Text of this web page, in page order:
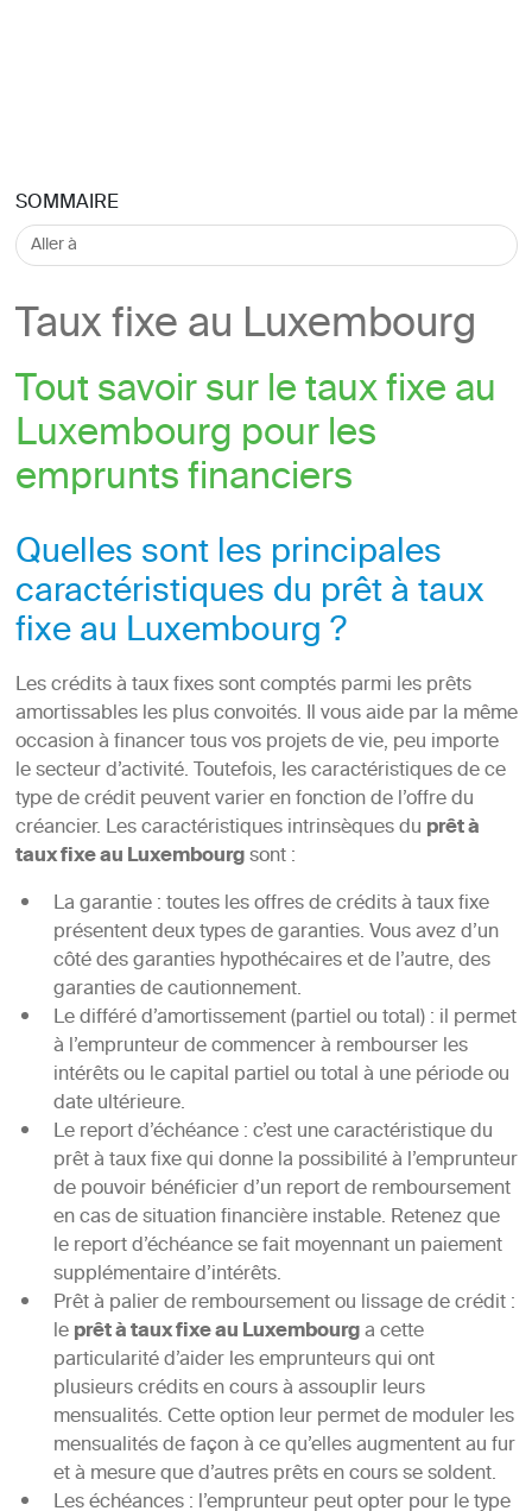
SOMMAIRE
Taux fixe au Luxembourg
Tout savoir sur le taux fixe au
Luxembourg pour les
emprunts financiers
Quelles sont les principales
caractéristiques du prêt à taux
fixe au Luxembourg ?
Les crédits à taux fixes sont comptés parmi les prêts
amortissables les plus convoités. Il vous aide par la même
occasion à financer tous vos projets de vie, peu importe
le secteur d’activité. Toutefois, les caractéristiques de ce
type de crédit peuvent varier en fonction de l’offre du
créancier. Les caractéristiques intrinsèques du prêt à
taux fixe au Luxembourgsont :
La garantie : toutes les offres de crédits à taux fixe
présentent deux types de garanties. Vous avez d’un
côté des garanties hypothécaires et de l’autre, des
garanties de cautionnement.
Le différé d’amortissement (partiel ou total) : il permet
à l’emprunteur de commencer à rembourser les
intérêts ou le capital partiel ou total à une période ou
date ultérieure.
Le report d’échéance : c’est une caractéristique du
prêt à taux fixe qui donne la possibilité à l’emprunteur
de pouvoir bénéficier d’un report de remboursement
en cas de situation financière instable. Retenez que
le report d’échéance se fait moyennant un paiement
supplémentaire d’intérêts.
Prêt à palier de remboursement ou lissage de crédit :
leprêt à taux fixe au Luxembourga cette
particularité d’aider les emprunteurs qui ont
plusieurs crédits en cours à assouplir leurs
mensualités. Cette option leur permet de moduler les
mensualités de façon à ce qu’elles augmentent au fur
et à mesure que d’autres prêts en cours se soldent.
Les échéances : l’emprunteur peut opter pour le type